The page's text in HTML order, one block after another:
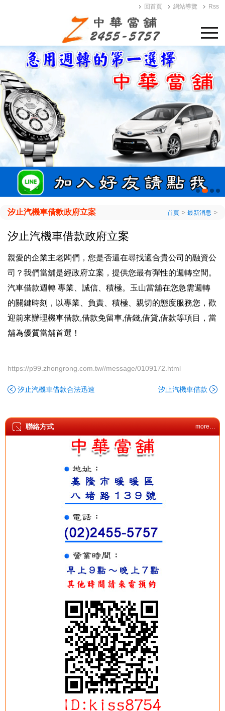
回首頁 網站導覽 Rss
汐止汽機車借款政府立案 首頁 > 最新消息 >
汐止汽機車借款政府立案
親愛的企業主老闆們，您是否還在尋找適合貴公司的融資公
司？我們當舖是經政府立案，提供您最有彈性的週轉空間。
汽車借款週轉 專業、誠信、積極。玉山當舖在您急需週轉
的關鍵時刻，以專業、負責、積極、親切的態度服務您，歡
迎前來辦理機車借款,借款免留車,借錢,借貸,借款等項目，當
舖為優質當舖首選！
https://p99.zhongrong.com.tw//message/0109172.html
汐止汽機車借款合法迅速 汐止汽機車借款
聯絡方式 more…